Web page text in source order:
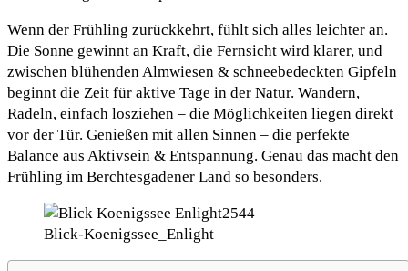
Wenn der Frühling zurückkehrt, fühlt sich alles leichter an.
Die Sonne gewinnt an Kraft, die Fernsicht wird klarer, und
zwischen blühenden Almwiesen & schneebedeckten Gipfeln
beginnt die Zeit für aktive Tage in der Natur. Wandern,
Radeln, einfach losziehen – die Möglichkeiten liegen direkt
vor der Tür. Genießen mit allen Sinnen – die perfekte
Balance aus Aktivsein & Entspannung. Genau das macht den
Frühling im Berchtesgadener Land so besonders.
Blick-Koenigssee_Enlight